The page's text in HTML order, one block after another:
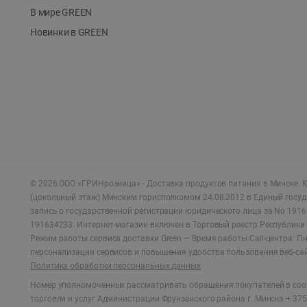
В мире GREEN
Новинки в GREEN
© 2026 ООО «ГРИНрозница» - Доставка продуктов питания в Минске.
(цокольный этаж) Минским горисполкомом 24.08.2012 в Единый
запись о государственной регистрации юридического лица за No
191634233. Интернет-магазин включен в Торговый реестр
Режим работы сервиса доставки Green — Время работы Call-центра:
персонализации сервисов и повышения удобства пользования веб-
Политика обработки персональных данных
Номер уполномоченных рассматривать обращения покупателей в
торговли и услуг Администрации Фрунзенского района г. Минска +